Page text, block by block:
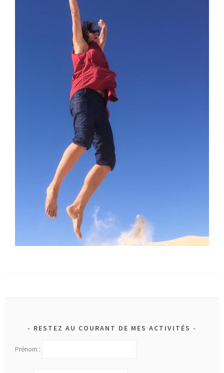
RESTEZ AU COURANT DE MES ACTIVITÉS
Prénom :